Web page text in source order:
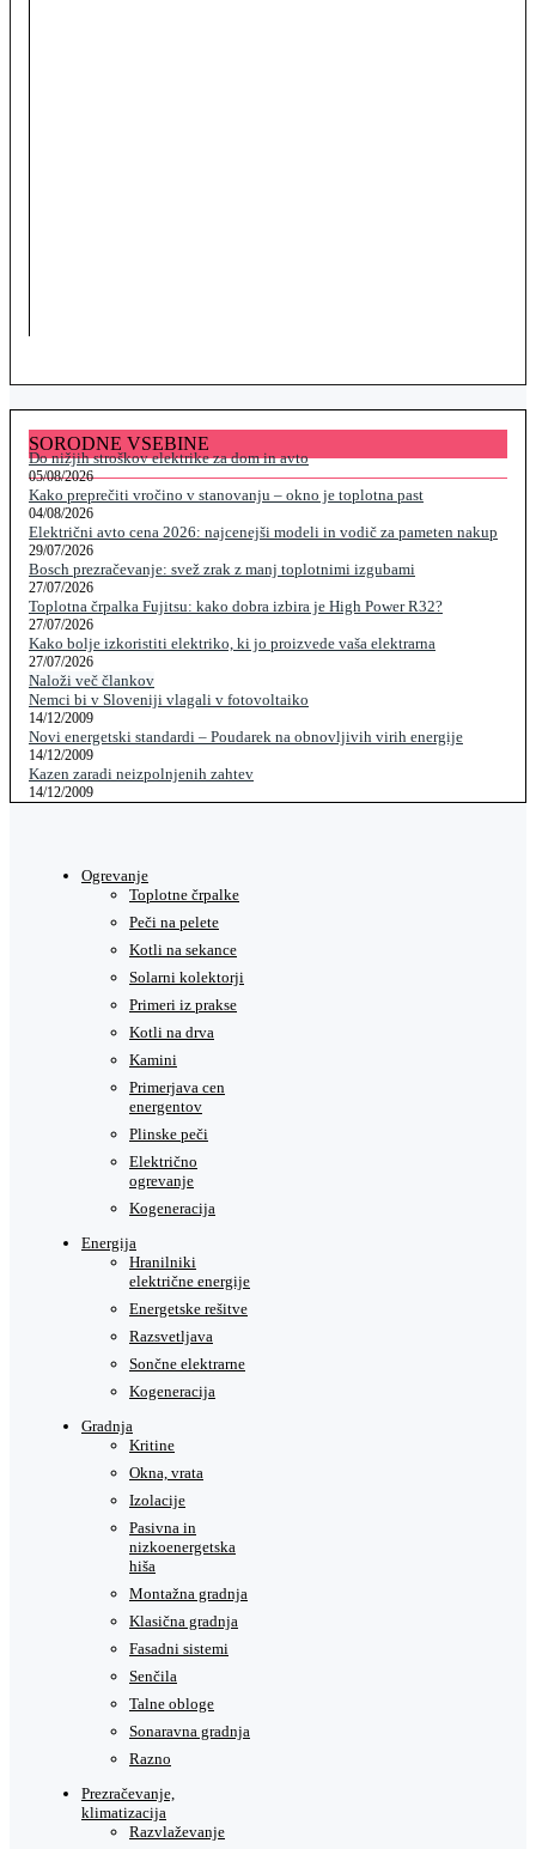
SORODNE VSEBINE
Do nižjih stroškov elektrike za dom in avto
05/08/2026
Kako preprečiti vročino v stanovanju – okno je toplotna past
04/08/2026
Električni avto cena 2026: najcenejši modeli in vodič za pameten nakup
29/07/2026
Bosch prezračevanje: svež zrak z manj toplotnimi izgubami
27/07/2026
Toplotna črpalka Fujitsu: kako dobra izbira je High Power R32?
27/07/2026
Kako bolje izkoristiti elektriko, ki jo proizvede vaša elektrarna
27/07/2026
Naloži več člankov
Nemci bi v Sloveniji vlagali v fotovoltaiko
14/12/2009
Novi energetski standardi – Poudarek na obnovljivih virih energije
14/12/2009
Kazen zaradi neizpolnjenih zahtev
14/12/2009
Ogrevanje
Toplotne črpalke
Peči na pelete
Kotli na sekance
Solarni kolektorji
Primeri iz prakse
Kotli na drva
Kamini
Primerjava cen
energentov
Plinske peči
Električno
ogrevanje
Kogeneracija
Energija
Hranilniki
električne energije
Energetske rešitve
Razsvetljava
Sončne elektrarne
Kogeneracija
Gradnja
Kritine
Okna, vrata
Izolacije
Pasivna in
nizkoenergetska
hiša
Montažna gradnja
Klasična gradnja
Fasadni sistemi
Senčila
Talne obloge
Sonaravna gradnja
Razno
Prezračevanje,
klimatizacija
Razvlaževanje